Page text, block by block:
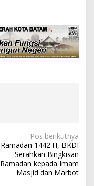
Pos berikutnya
Ramadan 1442 H, BKDI
Serahkan Bingkisan
Ramadan kepada Imam
Masjid dan Marbot